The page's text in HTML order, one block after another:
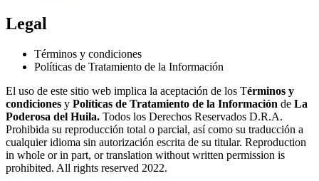
Legal
Términos y condiciones
Políticas de Tratamiento de la Información
El uso de este sitio web implica la aceptación de los Términos y
condiciones y Políticas de Tratamiento de la Información de La
Poderosa del Huila. Todos los Derechos Reservados D.R.A.
Prohibida su reproducción total o parcial, así como su traducción a
cualquier idioma sin autorización escrita de su titular. Reproduction
in whole or in part, or translation without written permission is
prohibited. All rights reserved 2022.